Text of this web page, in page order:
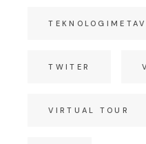
TWITER
VIRTUAL TOUR